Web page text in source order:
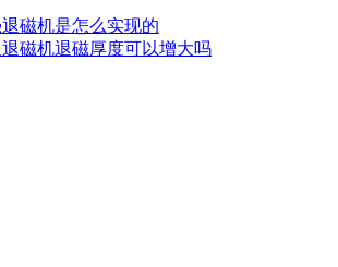
磁机是怎么实现的
退磁机退磁厚度可以增大吗